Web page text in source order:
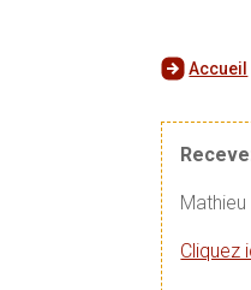
Accueil
Cliquez